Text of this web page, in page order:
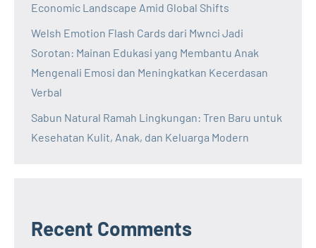
Economic Landscape Amid Global Shifts
Welsh Emotion Flash Cards dari Mwnci Jadi
Sorotan: Mainan Edukasi yang Membantu Anak
Mengenali Emosi dan Meningkatkan Kecerdasan
Verbal
Sabun Natural Ramah Lingkungan: Tren Baru untuk
Kesehatan Kulit, Anak, dan Keluarga Modern
Recent Comments